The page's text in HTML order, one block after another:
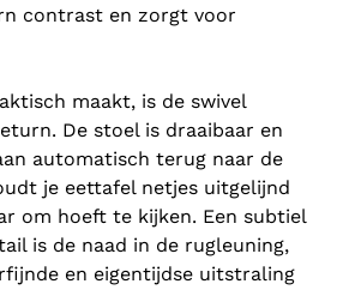
contrast en zorgt voor
maakt, is de swivel
De stoel is draaibaar en
automatisch terug naar de
je eettafel netjes uitgelijnd
om hoeft te kijken. Een subtiel
is de naad in de rugleuning,
en eigentijdse uitstraling